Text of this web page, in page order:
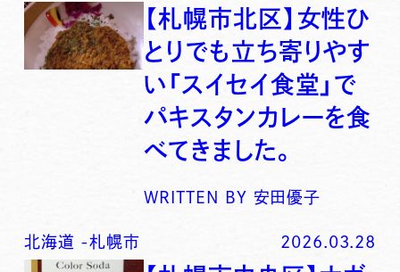
【札幌市北区】女性ひ
とりでも立ち寄りやす
い「スイセイ食堂」で
パキスタンカレーを食
べてきました。
WRITTEN BY 安田優子
北海道 -札幌市 2026.03.28